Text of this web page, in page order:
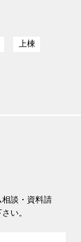
上棟
談・資料請
い。